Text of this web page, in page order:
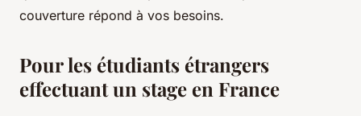
couverture répond à vos besoins.
Pour les étudiants étrangers
effectuant un stage en France